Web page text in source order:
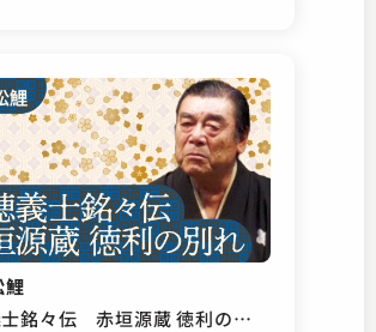
鯉
銘々伝 赤垣源蔵 徳利の別